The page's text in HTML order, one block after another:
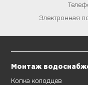
Электронная
Монтаж
Копка колодцев